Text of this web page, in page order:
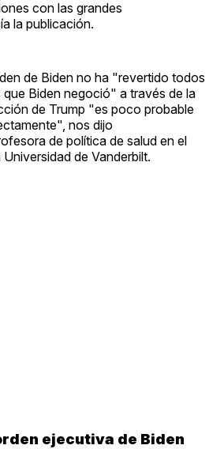
con las grandes
la publicación.
de Biden no ha "revertido todos
Biden negoció" a través de la
de Trump "es poco probable
nos dijo
de política de salud en el
de Vanderbilt.
ejecutiva de Biden